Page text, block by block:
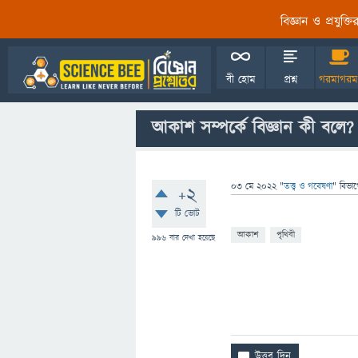
বিজ্ঞান ও
বী হোম প্রশ্ন
আকাশ সম্পর্কে বিজ্ঞান কী বলে?
+2
টি ভোট
996 বার দেখা হয়েছে
03 মে 2022 "তত্ত্ব ও গবেষণা"
আকাশ পৃথিবী